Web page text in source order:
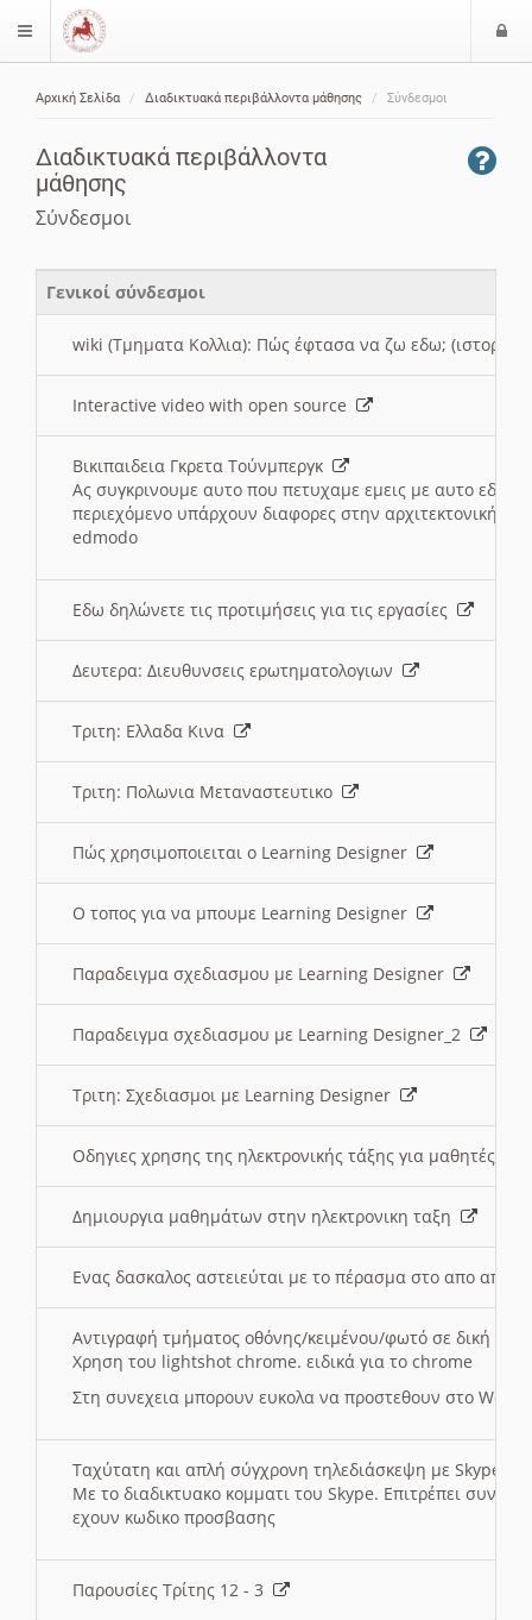
$langMenu
Αρχική Σελίδα Διαδικτυακά περιβάλλοντα μάθησης Σύνδεσμοι
Διαδικτυακά περιβάλλοντα
μάθησης
Σύνδεσμοι
Γενικοί σύνδεσμοι
wiki (Τμηματα Κολλια): Πώς έφτασα να ζω εδω; (ιστορια)
Interactive video with open source
Βικιπαιδεια Γκρετα Τούνμπεργκ
Ας συγκρινουμε αυτο που πετυχαμε εμεις με αυτο εδω
περιεχόμενο υπάρχουν διαφορες στην αρχιτεκτονική
edmodo
Εδω δηλώνετε τις προτιμήσεις για τις εργασίες
Δευτερα: Διευθυνσεις ερωτηματολογιων
Τριτη: Ελλαδα Κινα
Τριτη: Πολωνια Μεταναστευτικο
Πώς χρησιμοποιειται ο Learning Designer
O τοπος για να μπουμε Learning Designer
Παραδειγμα σχεδιασμου με Learning Designer
Παραδειγμα σχεδιασμου με Learning Designer_2
Τριτη: Σχεδιασμοι με Learning Designer
Οδηγιες χρησης της ηλεκτρονικής τάξης για μαθητές
Δημιουργια μαθημάτων στην ηλεκτρονικη ταξη
Ενας δασκαλος αστειεύται με το πέρασμα στο απο
Αντιγραφή τμήματος οθόνης/κειμένου/φωτό σε δική
Χρηση του lightshot chrome. ειδικά για το chrome
Στη συνεχεια μπορουν ευκολα να προστεθουν στο Word
Ταχύτατη και απλή σύγχρονη τηλεδιάσκεψη με Skype
Με το διαδικτυακο κομματι του Skype. Επιτρέπει
εχουν κωδικο προσβασης
Παρουσίες Τρίτης 12 - 3